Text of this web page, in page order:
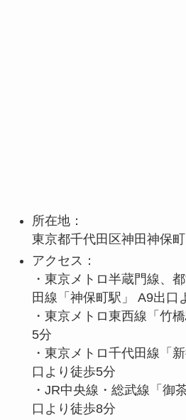
所在地：
東京都千代田区神田神保
アクセス：
・東京メトロ半蔵門線、
田線「神保町駅」 A9出口
・東京メトロ東西線「竹
5分
・東京メトロ千代田線「
口より徒歩5分
・JR中央線・総武線「御
口より徒歩8分